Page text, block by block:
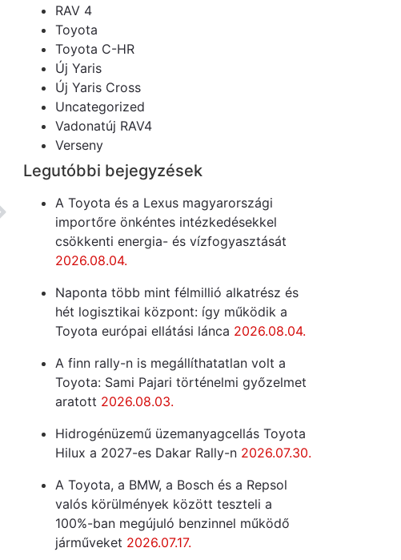
RAV 4
Toyota
Toyota C-HR
Új Yaris
Új Yaris Cross
Uncategorized
Vadonatúj RAV4
Verseny
Legutóbbi bejegyzések
A Toyota és a Lexus magyarországi
importőre önkéntes intézkedésekkel
csökkenti energia- és vízfogyasztását
2026.08.04.
Naponta több mint félmillió alkatrész és
hét logisztikai központ: így működik a
Toyota európai ellátási lánca 2026.08.04.
A finn rally-n is megállíthatatlan volt a
Toyota: Sami Pajari történelmi győzelmet
aratott 2026.08.03.
Hidrogénüzemű üzemanyagcellás Toyota
Hilux a 2027-es Dakar Rally-n 2026.07.30.
A Toyota, a BMW, a Bosch és a Repsol
valós körülmények között teszteli a
100%-ban megújuló benzinnel működő
járműveket 2026.07.17.